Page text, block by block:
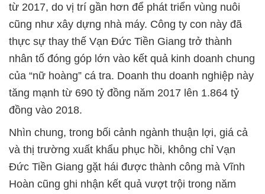
từ 2017, do vị trí gần hơn để phát triển vùng nuôi
cũng như xây dựng nhà máy. Công ty con này đã
thực sự thay thế Vạn Đức Tiền Giang trở thành
nhân tố đóng góp lớn vào kết quả kinh doanh chung
của “nữ hoàng” cá tra. Doanh thu doanh nghiệp này
tăng mạnh từ 690 tỷ đồng năm 2017 lên 1.864 tỷ
đồng vào 2018.
Nhìn chung, trong bối cảnh ngành thuận lợi, giá cả
và thị trường xuất khẩu phục hồi, không chỉ Vạn
Đức Tiền Giang gặt hái được thành công mà Vĩnh
Hoàn cũng ghi nhận kết quả vượt trội trong năm